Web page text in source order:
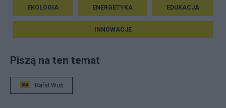
EKOLOGIA ENERGETYKA EDUKACJA
INNOWACJE
Piszą na ten temat
Rafał Woś